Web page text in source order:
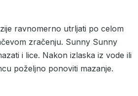
ravnomerno utrljati po celom
zračenju. Sunny Sunny
i lice. Nakon izlaska iz vode ili
poželjno ponoviti mazanje.